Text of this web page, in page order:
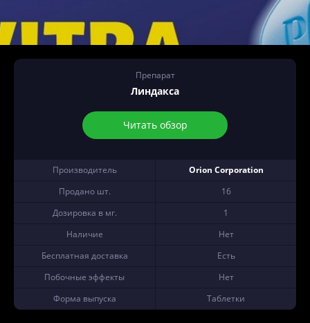
Препарат
Линдакса
Читать обзор
Производитель
Orion Corporation
Продано шт.
16
Дозировка в мг.
1
Наличие
Нет
Бесплатная доставка
Есть
Побочные эффекты
Нет
Форма выпуска
Таблетки